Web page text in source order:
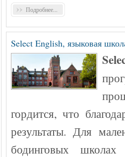
Подробнее...
Select English, языковая
гордится, что
результаты. Для
бодинговых